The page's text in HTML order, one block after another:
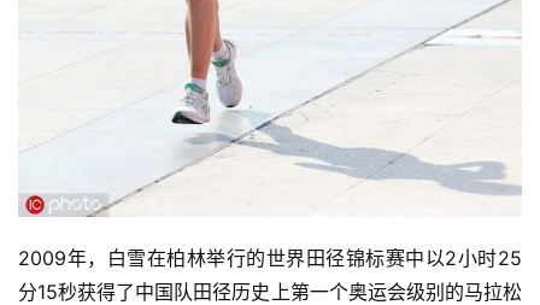
2009年，白雪在柏林举行的世界田径锦标赛中以2小时25
分15秒获得了中国队田径历史上第一个奥运会级别的马拉松